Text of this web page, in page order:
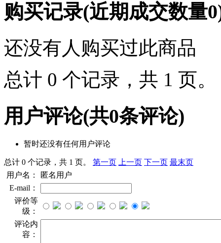
购买记录(近期成交数量0
还没有人购买过此商品
总计 0 个记录，共 1 页。
用户评论(共0条评论)
暂时还没有任何用户评论
总计 0 个记录，共 1 页。 第一页 上一页 下一页 最末页
用户名：
匿名用户
E-mail：
评价等
级：
评论内
容：